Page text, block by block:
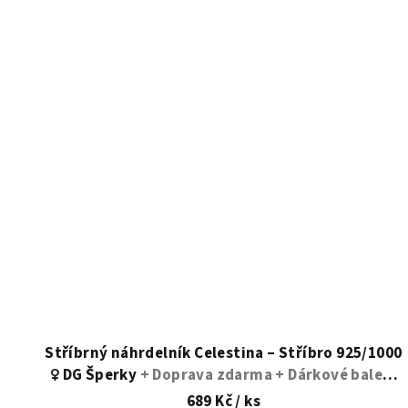
Stříbrný náhrdelník Celestina – Stříbro 925/1000
♀️ DG Šperky + Doprava zdarma + Dárkové balení
zdarma
689 Kč/ ks